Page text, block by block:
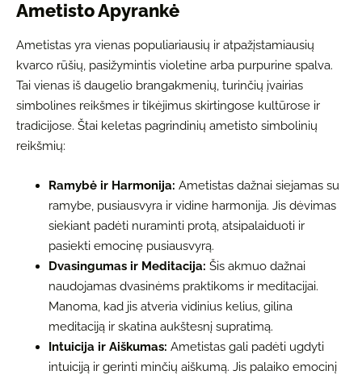
Ametisto Apyrankė
Ametistas yra vienas populiariausių ir atpažįstamiausių
kvarco rūšių, pasižymintis violetine arba purpurine spalva.
Tai vienas iš daugelio brangakmenių, turinčių įvairias
simbolines reikšmes ir tikėjimus skirtingose kultūrose ir
tradicijose. Štai keletas pagrindinių ametisto simbolinių
reikšmių:
Ramybė ir Harmonija: Ametistas dažnai siejamas su
ramybe, pusiausvyra ir vidine harmonija. Jis dėvimas
siekiant padėti nuraminti protą, atsipalaiduoti ir
pasiekti emocinę pusiausvyrą.
Dvasingumas ir Meditacija: Šis akmuo dažnai
naudojamas dvasinėms praktikoms ir meditacijai.
Manoma, kad jis atveria vidinius kelius, gilina
meditaciją ir skatina aukštesnį supratimą.
Intuicija ir Aiškumas: Ametistas gali padėti ugdyti
intuiciją ir gerinti minčių aiškumą. Jis palaiko emocinį